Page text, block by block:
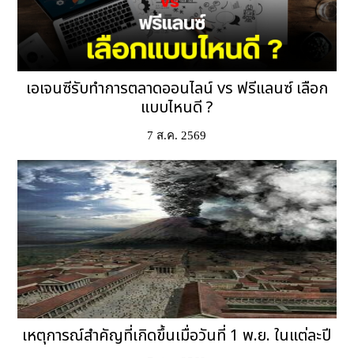
เอเจนซีรับทำการตลาดออนไลน์ vs ฟรีแลนซ์ เลือก
แบบไหนดี ?
7 ส.ค. 2569
เหตุการณ์สำคัญที่เกิดขึ้นเมื่อวันที่ 1 พ.ย. ในแต่ละปี